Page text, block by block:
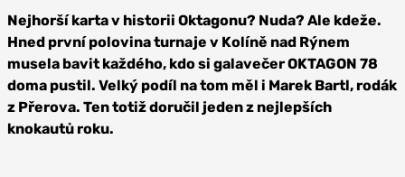
Oktagon
MMA
Nejhorší karta v historii Oktagonu? Nuda? Ale kdeže.
Hned první polovina turnaje v Kolíně nad Rýnem
musela bavit každého, kdo si galavečer OKTAGON 78
doma pustil. Velký podíl na tom měl i Marek Bartl, rodák
z Přerova. Ten totiž doručil jeden z nejlepších
knokautů roku.